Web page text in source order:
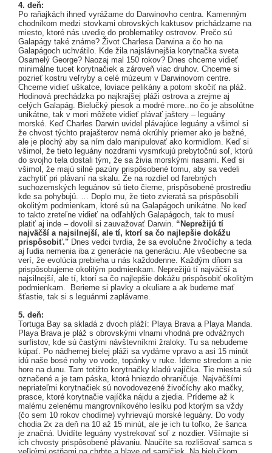
4. deň:
Po raňajkách ihneď vyrážame do Darwinovho centra. Kamenným
chodníkom medzi stovkami obrovských kaktusov prichádzame na
miesto, ktoré nás uvedie do problematiky ostrovov. Prečo sú
Galapágy také známe? Život Charlesa Darwina a čo ho na
Galapágoch uchvátilo. Kde žila najslávnejšia korytnačka sveta
Osamelý George? Naozaj mal 150 rokov? Dnes chceme vidieť
minimálne tucet korytnačiek a zároveň viac druhov. Chceme si
pozrieť kostru veľryby a celé múzeum v Darwinovom centre.
Chceme vidieť uškatce, loviace pelikány a potom skočiť na pláž.
Hodinová prechádzka po najkrajšej pláži ostrova a zrejme aj
celých Galapág. Bielučký piesok a modré more..no čo je absolútne
unikátne, tak v mori môžete vidieť plávať jaštery – leguány
morské. Keď Charles Darwin uvidel plávajúce leguány a všimol si
že chvost týchto prajašterov nemá okrúhly priemer ako je bežné,
ale je plochý aby sa ním dalo manipulovať ako kormidlom. Keď si
všimol, že tieto leguány nozdrami vysmrkujú prebytočnú soľ, ktorú
do svojho tela dostali tým, že sa živia morskými riasami. Keď si
všimol, že majú silné pazúry prispôsobené tomu, aby sa vedeli
zachytiť pri plávaní na skalu. Že na rozdiel od farebných
suchozemských leguánov sú tieto čierne, prispôsobené prostrediu
kde sa pohybujú. … Doplo mu, že tieto zvieratá sa prispôsobili
okolitým podmienkam, ktoré sú na Galapágoch unikátne. No keď
to takto zreteľne vidieť na odľahlých Galapágoch, tak to musí
platiť aj inde – dovolil si zauvažovať Darwin. “Neprežijú tí
najväčší a najsilnejší, ale tí, ktorí sa čo najlepšie dokážu
prispôsobiť." Dnes vedci tvrdia, že sa evolučne živočíchy a teda
aj ľudia nemenia iba z generácie na generáciu. Ale všeobecne sa
verí, že evolúcia prebieha u nás každodenne. Každým dňom sa
prispôsobujeme okolitým podmienkam. Neprežijú tí najväčší a
najsilnejší, ale tí, ktorí sa čo najlepšie dokážu prispôsobiť okolitým
podmienkam. Berieme si plavky a okuliare a ak budeme mať
šťastie, tak si s leguánmi zaplávame.
5. deň:
Tortuga Bay sa skladá z dvoch pláží: Playa Brava a Playa Manda.
Playa Brava je pláž s obrovskými vlnami vhodná pre odvážnych
surfistov, kde sú častými návštevníkmi žraloky. Tu sa nebudeme
kúpať. Po nádhernej bielej pláži sa vydáme vpravo a asi 15 minút
idú naše bosé nohy vo vode, topánky v ruke. Ideme stredom a nie
hore na dunu. Tam totižto korytnačky kladú vajíčka. Tie miesta sú
označené a je tam páska, ktorá hniezdo ohraničuje. Najväčšími
nepriateľmi korytnačiek sú novodovezené živočíchy ako mačky,
prasce, ktoré korytnačie vajíčka nájdu a zjedia. Prídeme až k
malému zelenému mangrovníkového lesíku pod ktorým sa vždy
(čo sem 10 rokov chodíme) vyhrievajú morské leguány. Do vody
chodia 2x za deň na 10 až 15 minút, ale je ich tu toľko, že šanca
je značná. Uvidíte leguány vystrekovať soľ z nozdier. Všímajte si
ich chvosty prispôsobené plávaniu. Naučíte sa rozlišovať samca s